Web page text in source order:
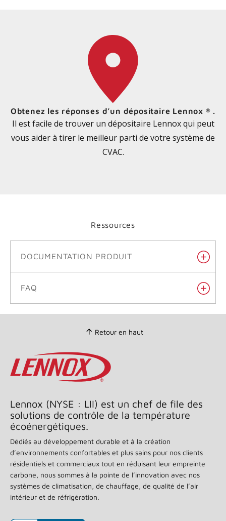
Obtenez les réponses d’un dépositaire Lennox ® .
Il est facile de trouver un dépositaire Lennox qui peut
vous aider à tirer le meilleur parti de votre système de
CVAC.
Ressources
DOCUMENTATION PRODUIT
FAQ
Retour en haut
Lennox (NYSE : LII) est un chef de file des
solutions de contrôle de la température
écoénergétiques.
Dédiés au développement durable et à la création
d’environnements confortables et plus sains pour nos clients
résidentiels et commerciaux tout en réduisant leur empreinte
carbone, nous sommes à la pointe de l’innovation avec nos
systèmes de climatisation, de chauffage, de qualité de l’air
intérieur et de réfrigération.